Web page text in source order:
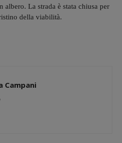
albero. La strada è stata chiusa per
della viabilità.
Campani